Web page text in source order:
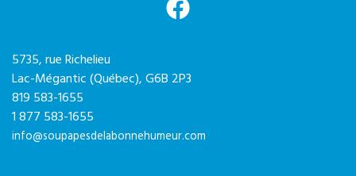
5735, rue Richelieu
Lac-Mégantic (Québec),G6B 2P3
819 583-1655
1 877 583-1655
info@soupapesdelabonnehumeur.com